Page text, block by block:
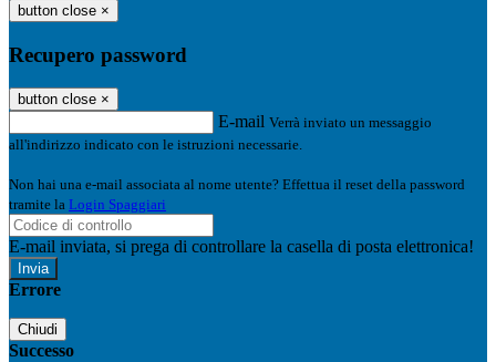
button close ×
Recupero password
button close ×
E-mail Verrà inviato un messaggio
all'indirizzo indicato con le istruzioni necessarie.
Non hai una e-mail associata al nome utente? Effettua il reset della password
tramite la Login Spaggiari
E-mail inviata, si prega di controllare la casella di posta elettronica!
Errore
Chiudi
Successo